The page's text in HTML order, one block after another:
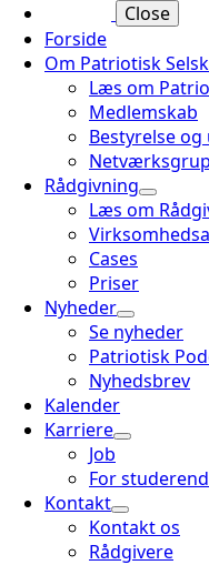
Close
Forside
Om Patriotisk
Læs om
Medlemskab
Bestyrelse og
Rådgivning
Læs om
Cases
Priser
Nyheder
Se nyheder
Patriotisk
Nyhedsbrev
Kalender
Karriere
Job
For
Kontakt
Kontakt os
Rådgivere